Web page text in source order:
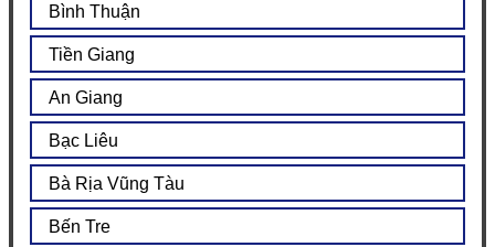
Bình Thuận
Tiền Giang
An Giang
Bạc Liêu
Bà Rịa Vũng Tàu
Bến Tre